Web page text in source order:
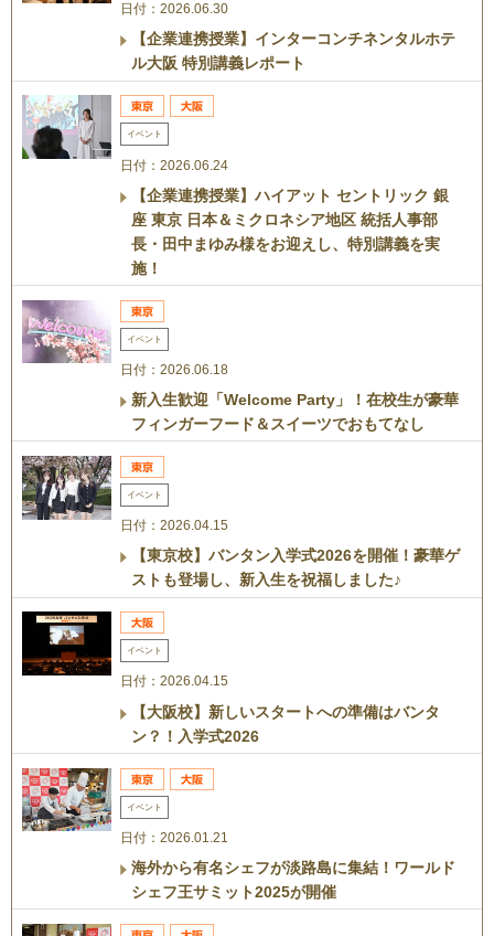
日付：2026.06.30
【企業連携授業】インターコンチネンタルホテ
ル大阪 特別講義レポート
イベント
日付：2026.06.24
【企業連携授業】ハイアット セントリック 銀
座 東京 日本＆ミクロネシア地区 統括人事部
長・田中まゆみ様をお迎えし、特別講義を実
施！
イベント
日付：2026.06.18
新入生歓迎「Welcome Party」！在校生が豪華
フィンガーフード＆スイーツでおもてなし
イベント
日付：2026.04.15
【東京校】バンタン入学式2026を開催！豪華ゲ
ストも登場し、新入生を祝福しました♪
イベント
日付：2026.04.15
【大阪校】新しいスタートへの準備はバンタ
ン？！入学式2026
イベント
日付：2026.01.21
海外から有名シェフが淡路島に集結！ワールド
シェフ王サミット2025が開催